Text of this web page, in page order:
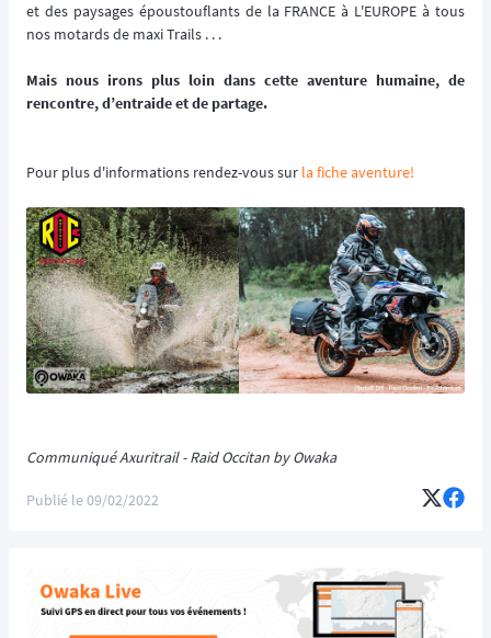
et des paysages époustouflants de la FRANCE à L'EUROPE à tous
nos motards de maxi Trails . . .
Mais nous irons plus loin dans cette aventure humaine, de
rencontre, d’entraide et de partage.
Pour plus d'informations rendez-vous sur la fiche aventure!
Communiqué Axuritrail - Raid Occitan by Owaka
Publié le09/02/2022